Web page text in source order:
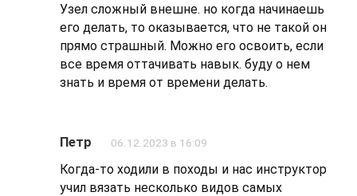
Узел сложный внешне. но когда начинаешь
его делать, то оказывается, что не такой он
прямо страшный. Можно его освоить, если
все время оттачивать навык. буду о нем
знать и время от времени делать.
Петр 06.12.2023 в 16:09
Когда-то ходили в походы и нас инструктор
учил вязать несколько видов самых